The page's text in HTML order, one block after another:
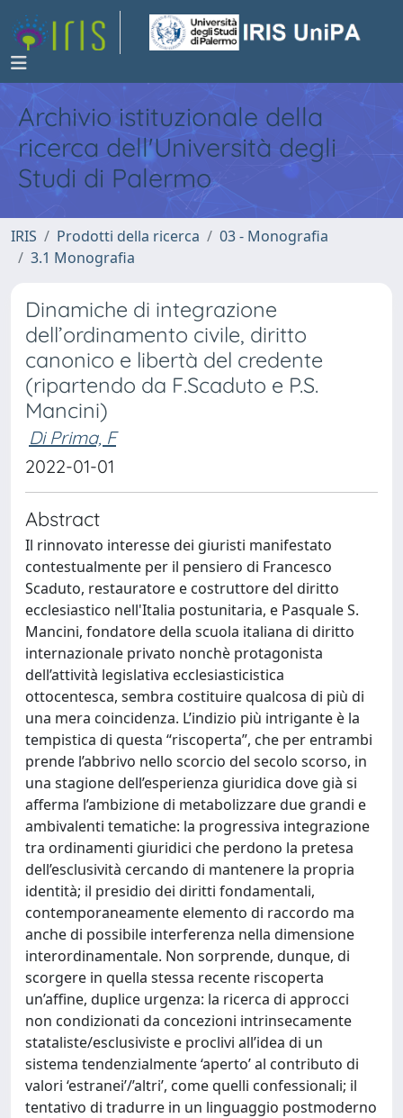
Archivio istituzionale della
ricerca dell'Università degli
Studi di Palermo
IRIS Prodotti della ricerca
03 - Monografia
3.1 Monografia
Dinamiche di integrazione
dell’ordinamento civile, diritto
canonico e libertà del credente
(ripartendo da F.Scaduto e P.S.
Mancini)
Di Prima, F
2022-01-01
Abstract
Il rinnovato interesse dei giuristi manifestato
contestualmente per il pensiero di Francesco
Scaduto, restauratore e costruttore del diritto
ecclesiastico nell'Italia postunitaria, e Pasquale S.
Mancini, fondatore della scuola italiana di diritto
internazionale privato nonchè protagonista
dell’attività legislativa ecclesiasticistica
ottocentesca, sembra costituire qualcosa di più di
una mera coincidenza. L’indizio più intrigante è la
tempistica di questa “riscoperta”, che per entrambi
prende l’abbrivo nello scorcio del secolo scorso, in
una stagione dell’esperienza giuridica dove già si
afferma l’ambizione di metabolizzare due grandi e
ambivalenti tematiche: la progressiva integrazione
tra ordinamenti giuridici che perdono la pretesa
dell’esclusività cercando di mantenere la propria
identità; il presidio dei diritti fondamentali,
contemporaneamente elemento di raccordo ma
anche di possibile interferenza nella dimensione
interordinamentale. Non sorprende, dunque, di
scorgere in quella stessa recente riscoperta
un’affine, duplice urgenza: la ricerca di approcci
non condizionati da concezioni intrinsecamente
stataliste/esclusiviste e proclivi all’idea di un
sistema tendenzialmente ‘aperto’ al contributo di
valori ‘estranei’/’altri’, come quelli confessionali; il
tentativo di tradurre in un linguaggio postmoderno